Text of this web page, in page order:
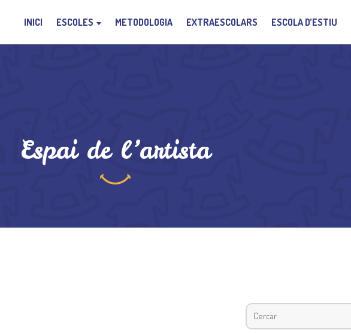
INICI ESCOLES METODOLOGIA EXTRAESCOLARS ESCOLA D’ESTIU
Espai de l’artista